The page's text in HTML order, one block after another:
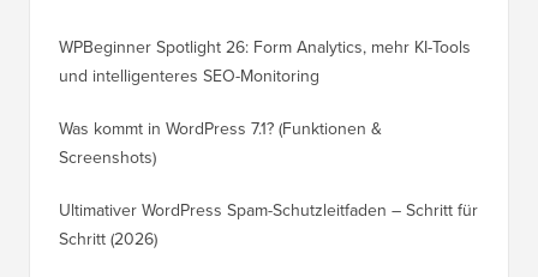
WPBeginner Spotlight 26: Form Analytics, mehr KI-Tools
und intelligenteres SEO-Monitoring
Was kommt in WordPress 7.1? (Funktionen &
Screenshots)
Ultimativer WordPress Spam-Schutzleitfaden – Schritt für
Schritt (2026)